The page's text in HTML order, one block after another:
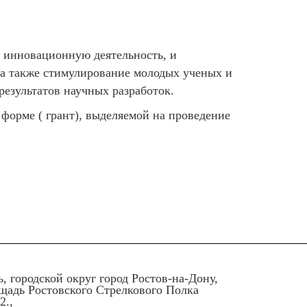
деятельность, и
также стимулирование молодых ученых и
научных разработок.
( грант), выделяемой на проведение
городской округ город Ростов-на-Дону,
Ростовского Стрелкового Полка